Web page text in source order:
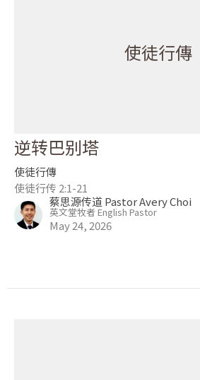
使徒行傳
逆转巴别塔
使徒行傳
使徒行传 2:1-21
蔡思源传道 Pastor Avery Choi
英文堂牧者 English Pastor
May 24, 2026